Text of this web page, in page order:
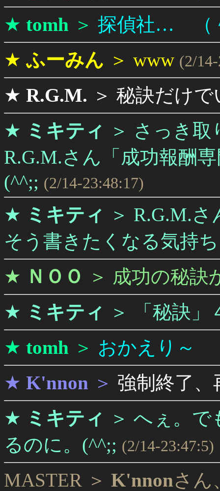
★ tomh ＞ 探偵社… （
★ふーみん ＞ www (2/
★ R.G.M. ＞ 秘訣だけで
★ ミキティ ＞ さっき取
R.G.M.さん「成功報酬
(^^;; (2/14-23:48:17)
★ ミキティ ＞ R.G.M.さ
そう書きたくなる気持
★ ＮＯＯ ＞ 成功の秘訣
★ ミキティ ＞
「秘訣」
★ tomh ＞ おかえり～
★ K'nnon ＞ 強制終了、
★ ミキティ ＞ へぇ。で
るのに。(^^;; (2/14-23:47:5)
MASTER ＞ K'nnonさん